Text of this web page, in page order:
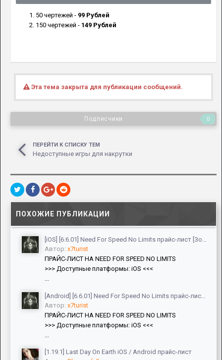
50 чертежей - 99 Рублей
150 чертежей - 149 Рублей
Эта тема закрыта для публикации сообщений.
Подписчики 0
ПЕРЕЙТИ К СПИСКУ ТЕМ
Недоступные игры для накрутки
ПОХОЖИЕ ПУБЛИКАЦИИ
[iOS] [6.6.01] Need For Speed No Limits прайс-лист [Золото, Баксы, Лом]
Автор: x7turist
ПРАЙС-ЛИСТ НА NEED FOR SPEED NO LIMITS
>>> Доступные платформы: iOS <<<
...
Автор: x7turist
ПРАЙС-ЛИСТ НА NEED FOR SPEED NO LIMITS
>>> Доступные платформы: iOS <<<
[1.19.1] Last Day On Earth iOS / Android прайс-лист